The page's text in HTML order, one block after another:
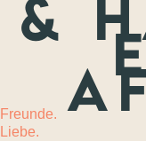
&
Freunde.
Liebe.